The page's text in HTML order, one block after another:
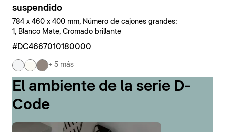
suspendido
784 x 460 x 400 mm, Número de cajones grandes:
1, Blanco Mate, Cromado brillante
#DC4667010180000
+ 5 más
El ambiente de la serie D-
Code